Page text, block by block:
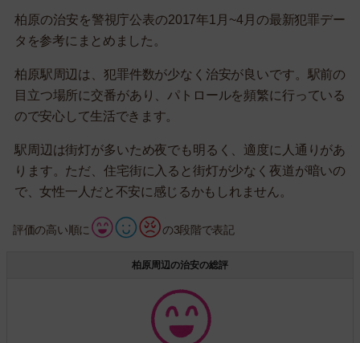
柏原の治安を警視庁公表の2017年1月~4月の最新犯罪デー
タを参考にまとめました。
柏原駅周辺は、犯罪件数が少なく治安が良いです。駅前の
目立つ場所に交番があり、パトロールを頻繁に行っている
ので安心して生活できます。
駅周辺は街灯が多いため夜でも明るく、適度に人通りがあ
ります。ただ、住宅街に入ると街灯が少なく夜道が暗いの
で、女性一人だと不安に感じるかもしれません。
評価の高い順に の3段階で表記
柏原周辺の治安の総評